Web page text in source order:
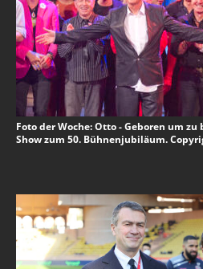
Foto der Woche: Otto - Geboren um
Show zum 50. Bühnenjubiläum.